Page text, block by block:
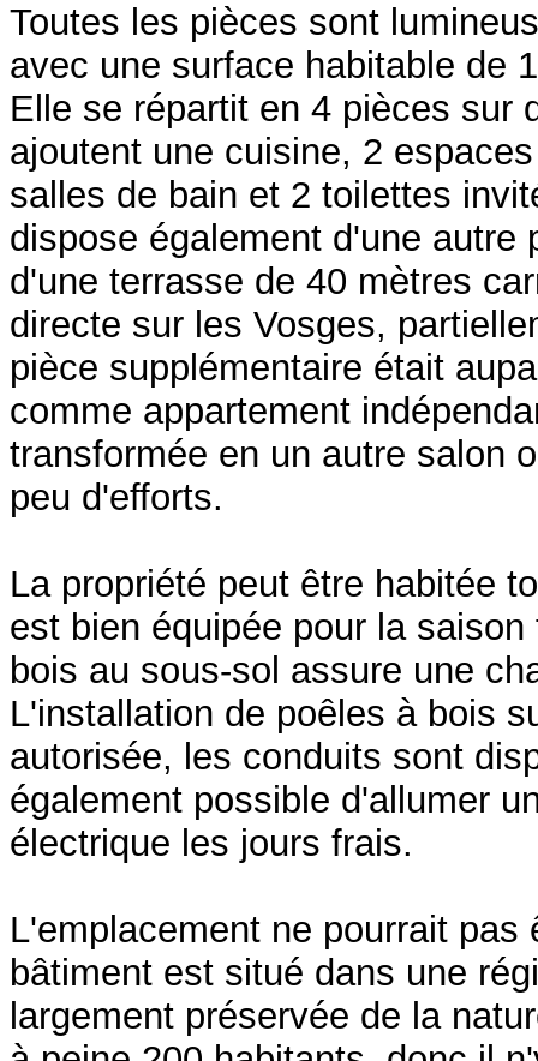
Toutes les pièces sont
avec une surface habitable de
Elle se répartit en 4 pièces sur
ajoutent une cuisine, 2
salles de bain et 2 toilettes
dispose également d'une autre
d'une terrasse de 40 mètres
directe sur les Vosges,
pièce supplémentaire était
comme appartement
transformée en un autre salon
peu d'efforts.
La propriété peut être habitée
est bien équipée pour la
bois au sous-sol assure une
L'installation de poêles à bois
autorisée, les conduits sont
également possible d'allumer
électrique les jours frais.
L'emplacement ne pourrait pas
bâtiment est situé dans une
largement préservée de la